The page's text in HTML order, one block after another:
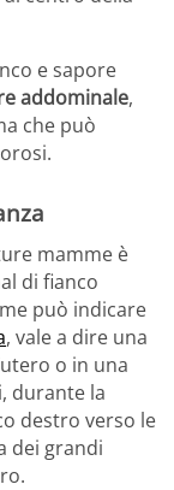
e sapore
addominale,
che può
mamme è
di fianco
può indicare
, vale a dire una
o in una
durante la
destro verso le
dei grandi